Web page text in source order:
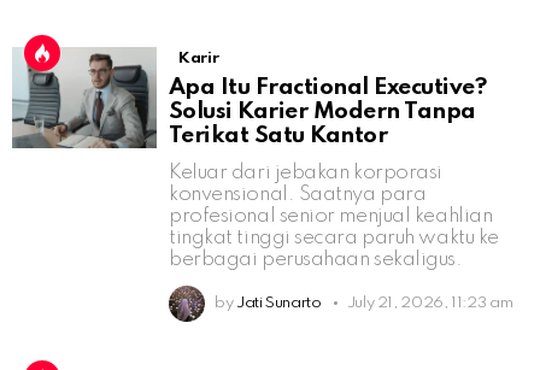
Karir
Apa Itu Fractional Executive?
Solusi Karier Modern Tanpa
Terikat Satu Kantor
Keluar dari jebakan korporasi
konvensional. Saatnya para
profesional senior menjual keahlian
tingkat tinggi secara paruh waktu ke
berbagai perusahaan sekaligus.
by Jati Sunarto July 21, 2026, 11:23 am